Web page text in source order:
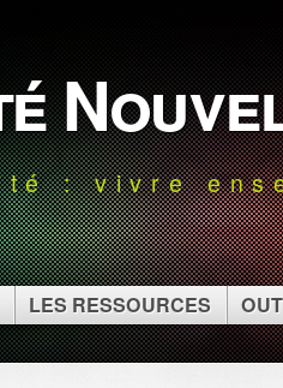
: vivre
LES RESSOURCES